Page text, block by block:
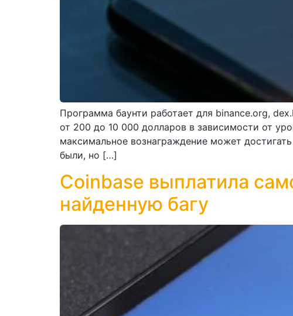
Программа баунти работает для binance.org,
от 200 до 10 000 долларов в зависимости от
максимальное вознаграждение может
были, но […]
Coinbase выплатила
найденную багу